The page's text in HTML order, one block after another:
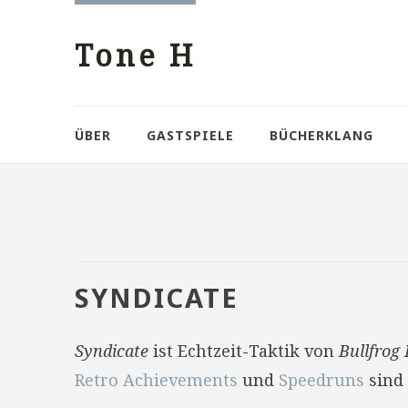
Tone H
ÜBER GASTSPIELE BÜCHERKLANG
SYNDICATE
Syndicate ist Echtzeit-Taktik vonBullfrog
Retro Achievements und Speedruns